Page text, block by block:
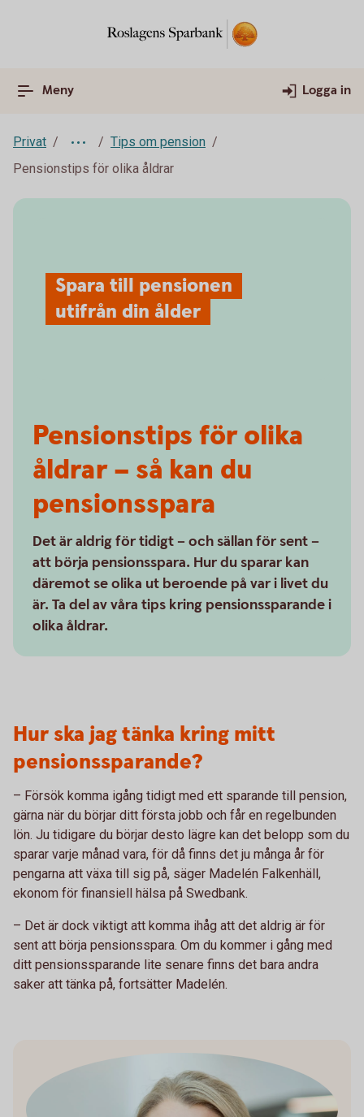
Meny Logga in
Privat
Tips om pension
Pensionstips för olika åldrar
Pensionstips för olika
åldrar – så kan du
pensionsspara
Det är aldrig för tidigt – och sällan för sent –
att börja pensionsspara. Hur du sparar kan
däremot se olika ut beroende på var i livet du
är. Ta del av våra tips kring pensionssparande i
olika åldrar.
Spara till pensionen
utifrån din ålder
Hur ska jag tänka kring mitt
pensionssparande?
– Försök komma igång tidigt med ett sparande till pension,
gärna när du börjar ditt första jobb och får en regelbunden
lön. Ju tidigare du börjar desto lägre kan det belopp som du
sparar varje månad vara, för då finns det ju många år för
pengarna att växa till sig på, säger Madelén Falkenhäll,
ekonom för finansiell hälsa på Swedbank.
– Det är dock viktigt att komma ihåg att det aldrig är för
sent att börja pensionsspara. Om du kommer i gång med
ditt pensionssparande lite senare finns det bara andra
saker att tänka på, fortsätter Madelén.